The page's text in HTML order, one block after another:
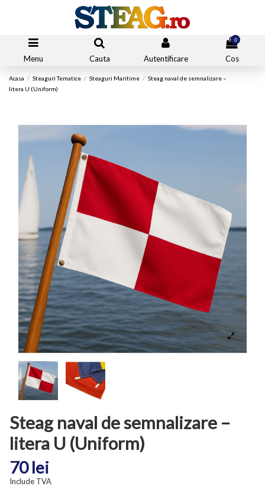
Menu Cauta Autentificare
0
Cos
Acasa Steaguri Tematice Steaguri Maritime
Steag naval de semnalizare –
litera U (Uniform)
Steag naval de semnalizare –
litera U (Uniform)
70 lei
Include TVA